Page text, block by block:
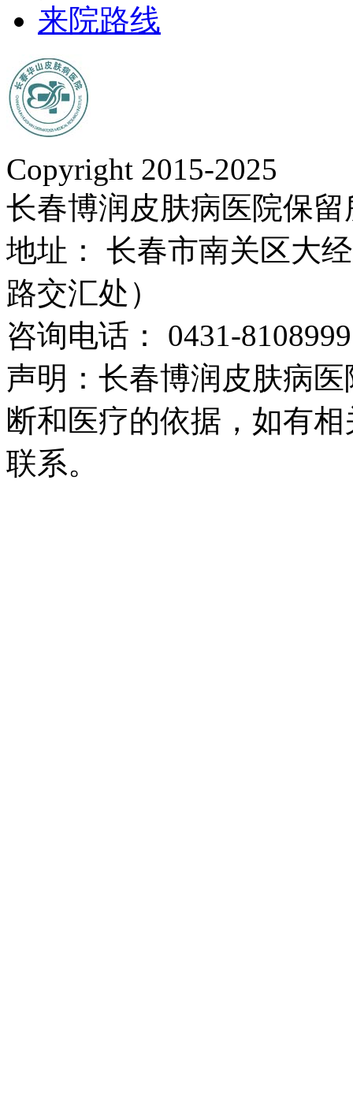
来院路线
Copyright 2015-2025
长春博润皮肤病医院保
地址： 长春市南关区大
路交汇处）
咨询电话： 0431-
声明：长春博润皮肤病
断和医疗的依据，如有
联系。